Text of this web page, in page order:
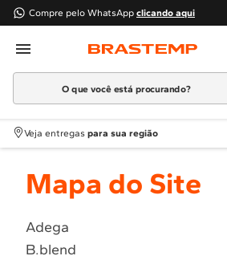
Compre pelo WhatsApp clicando aqui
Em que podemos
O que você está procurando?
Termos mais buscados
1º Geladeira
2
Fogao
4 º Lava Louça
5 º Cooktop
Veja entregas para sua região
Mapa do Site
Adega
B.blend